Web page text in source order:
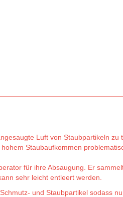
Luft von Staubpartikeln
Staubaufkommen
für ihre Absaugung. Er
sehr leicht entleert werden.
und Staubpartikel sodass